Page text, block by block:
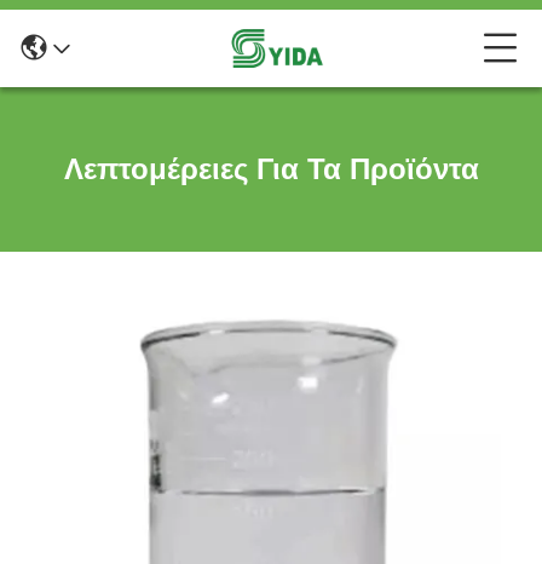
Λεπτομέρειες Για Τα Προϊόντα